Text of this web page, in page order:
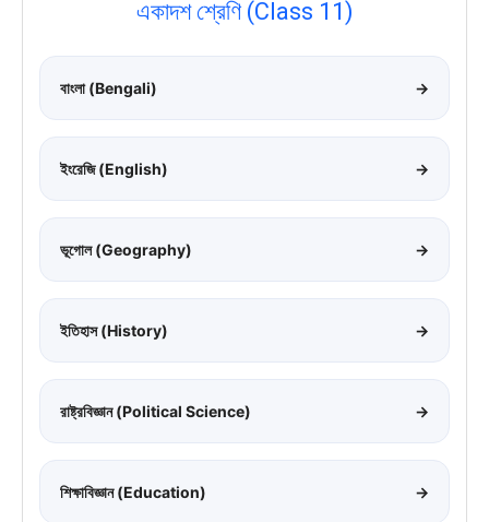
একাদশ শ্রেণি (Class 11)
বাংলা (Bengali) →
ইংরেজি (English) →
ভূগোল (Geography) →
ইতিহাস (History) →
রাষ্ট্রবিজ্ঞান (Political Science) →
শিক্ষাবিজ্ঞান (Education) →